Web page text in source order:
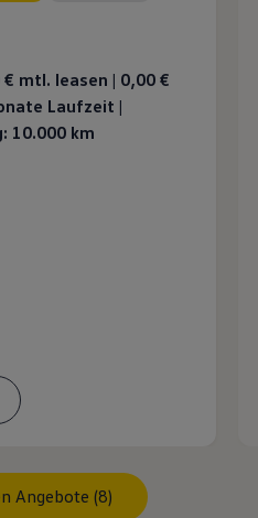
mtl. leasen | 0,00 €
Laufzeit |
10.000 km
Angebote (8)